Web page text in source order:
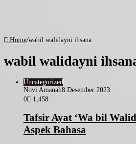
Home/wabil walidayni ihsana
wabil walidayni
Uncategorized
Novi Amanah8 Desember 2023
0
1,458
Tafsir Ayat ‘Wa bil
Aspek Bahasa